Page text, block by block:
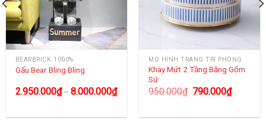
BEARBRICK 1000%
Gấu Bear Bling Bling
2.950.000₫– 8.000.000₫
MÔ HÌNH TRANG TRÍ PHÒNG
Khay Mứt 2 Tầng Bằng Gốm
Sứ
950.000₫ 790.000₫